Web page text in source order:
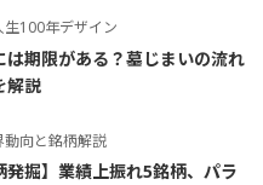
生100年デザイン
は期限がある？墓じまいの流れ
解説
向と銘柄解説
発掘】業績上振れ5銘柄、パラ